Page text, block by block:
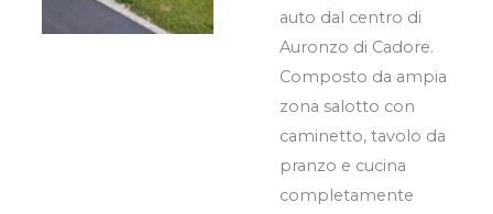
auto dal centro di
Auronzo di Cadore.
Composto da ampia
zona salotto con
caminetto, tavolo da
pranzo e cucina
completamente